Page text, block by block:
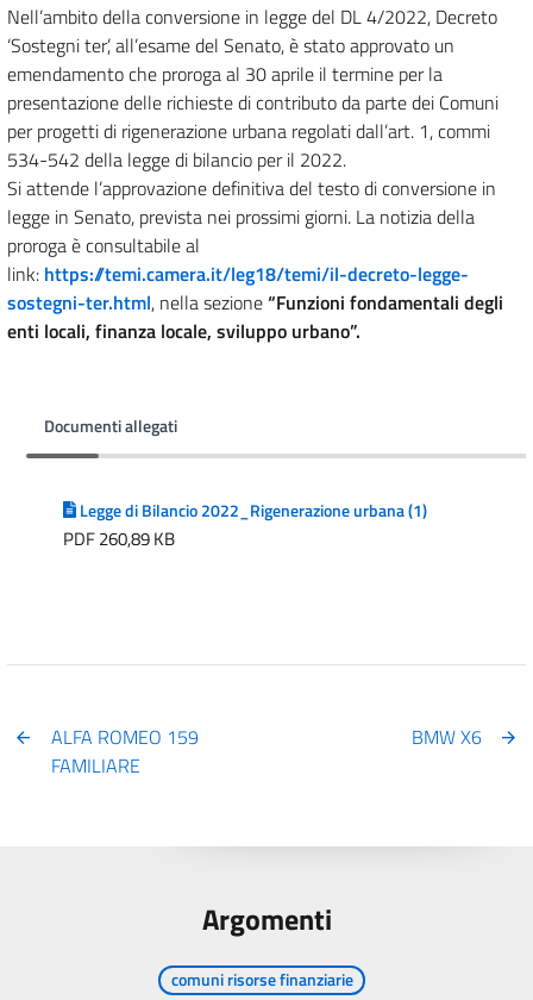
Nell’ambito della conversione in legge del DL 4/2022, Decreto
‘Sostegni ter’, all’esame del Senato, è stato approvato un
emendamento che proroga al 30 aprile il termine per la
presentazione delle richieste di contributo da parte dei Comuni
per progetti di rigenerazione urbana regolati dall’art. 1, commi
534-542 della legge di bilancio per il 2022.
Si attende l’approvazione definitiva del testo di conversione in
legge in Senato, prevista nei prossimi giorni. La notizia della
proroga è consultabile al
link: https://temi.camera.it/leg18/temi/il-decreto-legge-
sostegni-ter.html, nella sezione“Funzioni fondamentali degli
enti locali, finanza locale, sviluppo urbano”.
Documenti allegati
Legge di Bilancio 2022_Rigenerazione urbana (1)
PDF 260,89 KB
ALFA ROMEO 159
FAMILIARE
BMW X6
Argomenti
comuni risorse finanziarie